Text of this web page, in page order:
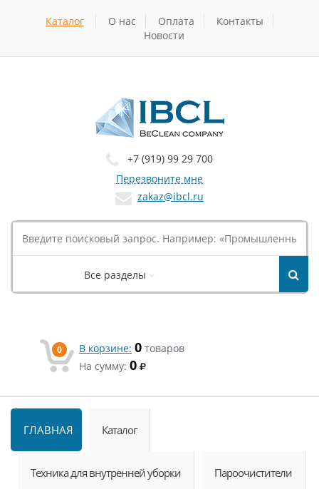
Каталог О нас Оплата
Контакты
Новости
+7 (919) 99 29 700
Перезвоните мне
zakaz@ibcl.ru
Все разделы
0 В корзине: 0 товаров
На сумму: 0
ГЛАВНАЯ Каталог
Техника для внутренней уборки Пароочистители